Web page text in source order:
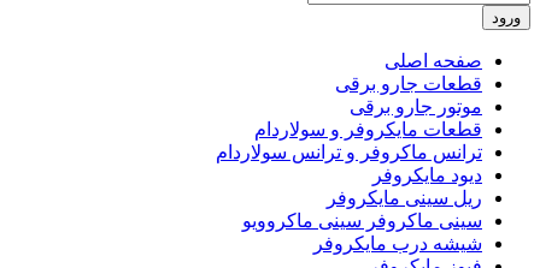
ورود
صفحه اصلی
قطعات جارو برقی
موتور جارو برقی
قطعات مایکروفر و سولاردام
ترانس ماکروفر و ترانس سولاردام
دیود مایکروفر
ریل سینی مایکروفر
سینی ماکروفر سینی ماکروویو
شیشه درب مایکروفر